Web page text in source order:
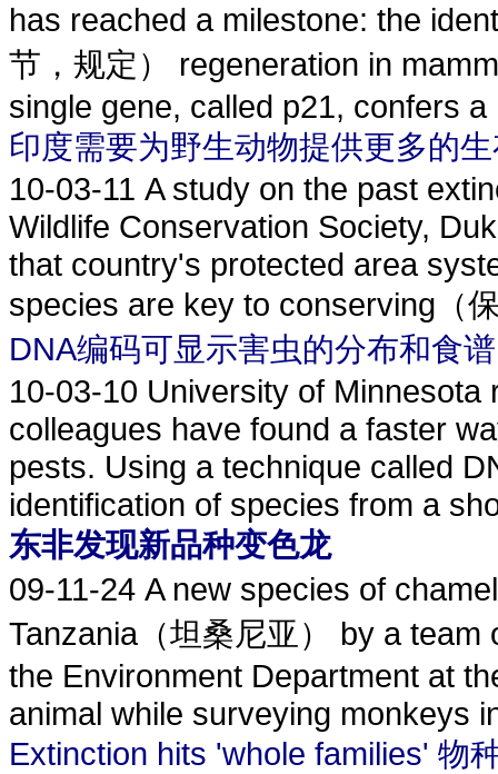
has reached a milestone: the
节，规定） regeneration in
single gene, called p21, confers a
印度需要为野生动物提供更多的
10-03-11 A study on the past
Wildlife Conservation Society,
that country's protected area
species are key to conserving（
DNA编码可显示害虫的分布和食谱
10-03-10 University of Minnesota
colleagues have found a faster
pests. Using a technique called
identification of species from a
东非发现新品种变色龙
09-11-24 A new species of
Tanzania（坦桑尼亚） by a
the Environment Department at
animal while surveying monkeys
Extinction hits 'whole families' 物